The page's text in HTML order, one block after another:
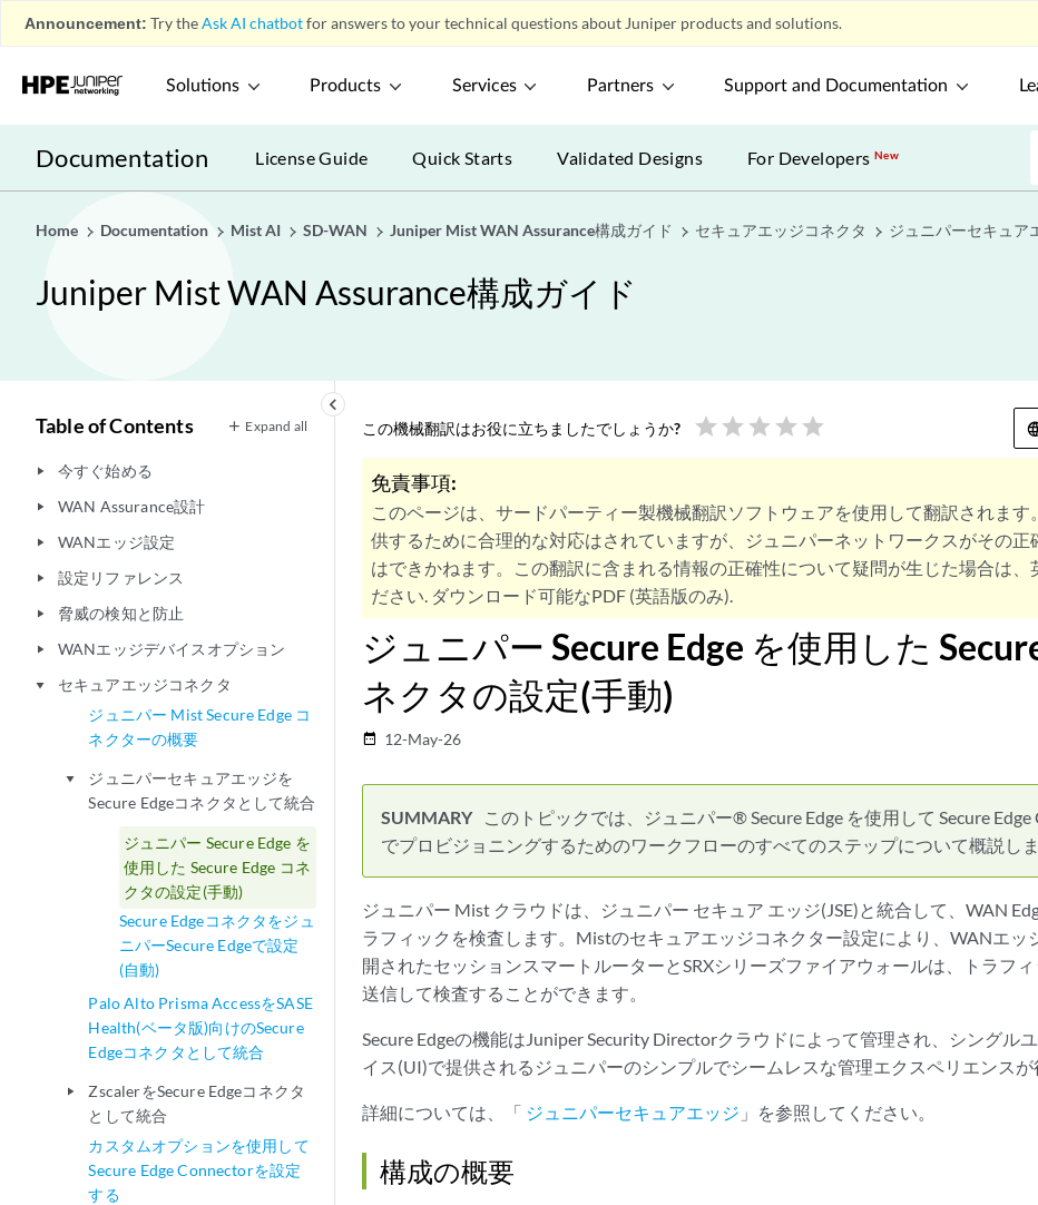
Announcement: Try theAsk AI chatbotfor answers to your technical questions about Juniper products and solutions.
Solutions Products Services Partners Support and Documentation
Documentation License Guide Quick Starts Validated Designs For DevelopersNew
Home Documentation Mist AI SD-WAN Juniper Mist WAN Assurance構成ガイド セキュアエッジコネクタ ジュニパーセキュア
Juniper Mist WAN Assurance構成ガイド
keyboard_arrow_left
Table of Contents Expand all
play_arrow 今すぐ始める
play_arrow WAN Assurance設計
play_arrow WANエッジ設定
play_arrow 設定リファレンス
play_arrow 脅威の検知と防止
play_arrow WANエッジデバイスオプション
play_arrow
セキュアエッジコネクタ
ジュニパー Mist Secure Edge コ
ネクターの概要
play_arrow
ジュニパーセキュアエッジを
Secure Edgeコネクタとして統合
ジュニパー Secure Edge を
使用した Secure Edge コネ
クタの設定(手動)
Secure Edgeコネクタをジュ
ニパーSecure Edgeで設定
(自動)
Palo Alto Prisma AccessをSASE
Health(ベータ版)向けのSecure
Edgeコネクタとして統合
play_arrow
ZscalerをSecure Edgeコネクタ
として統合
カスタムオプションを使用して
Secure Edge Connectorを設定
する
この機械翻訳はお役に立ちましたでしょうか? star star star star star
免責事項:
このページは、サードパーティー製機械翻訳ソフトウェアを使用して翻訳されます
供するために合理的な対応はされていますが、ジュニパーネットワークスがその正
はできかねます。この翻訳に含まれる情報の正確性について疑問が生じた場合は、
ださい. ダウンロード可能なPDF (英語版のみ).
ジュニパー Secure Edge を使用した
ネクタの設定(手動)
date_range 12-May-26
このトピックでは、ジュニパー® Secure Edge を使用して Secure
でプロビジョニングするためのワークフローのすべてのステップについて概説しま
ジュニパー Mist クラウドは、ジュニパー セキュア エッジ(JSE)と統合して、WAN
ラフィックを検査します。Mistのセキュアエッジコネクター設定により、WANエッ
開されたセッションスマートルーターとSRXシリーズファイアウォールは、トラフィ
送信して検査することができます。
Secure Edgeの機能はJuniper Security Directorクラウドによって管理され、シングル
イス(UI)で提供されるジュニパーのシンプルでシームレスな管理エクスペリエンスが
詳細については、「 ジュニパーセキュアエッジ 」を参照してください。
構成の概要